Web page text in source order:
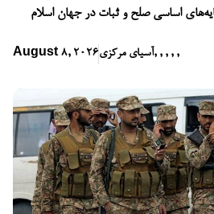
اساسی صلح و ثبات در جهان اسلام
August 8, 2026آسیای مرکزی, , , , ,